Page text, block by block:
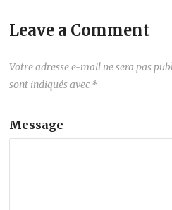
Leave a Comment
Votre adresse e-mail ne sera pas
sont indiqués avec *
Message